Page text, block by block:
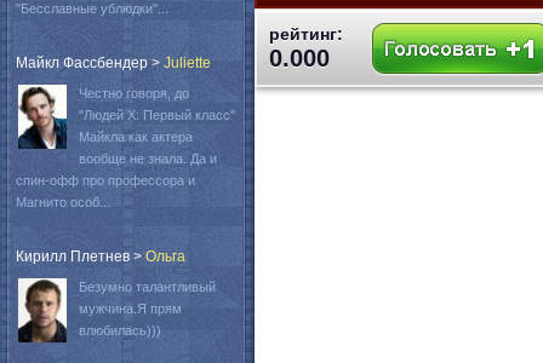
рейтинг:
0.000
"Бесславные ублюдки"...
Майкл Фассбендер > Juliette
Честно говоря, до
"Людей Х: Первый класс"
Майкла как актера
вообще не знала. Да и
спин-офф про профессора и
Магнито особ...
Кирилл Плетнев > Oльга
Безумно талантливый
мужчина.Я прям
влюбилась)))